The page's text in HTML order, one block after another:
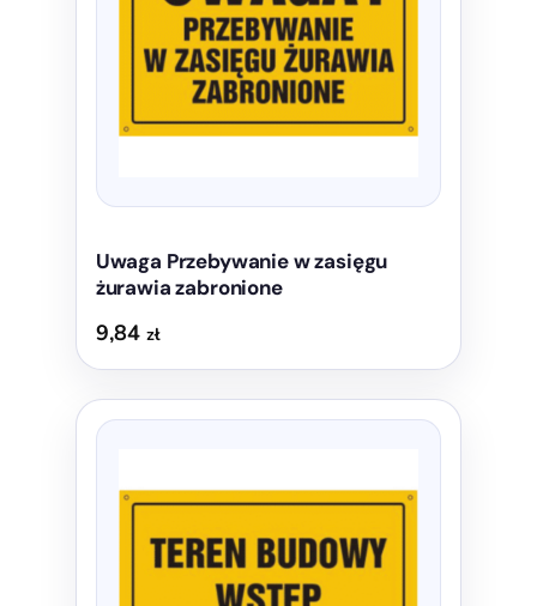
Uwaga Przebywanie w zasięgu
żurawia zabronione
9,84 zł
stronie
Ten
wiele
wariantów.